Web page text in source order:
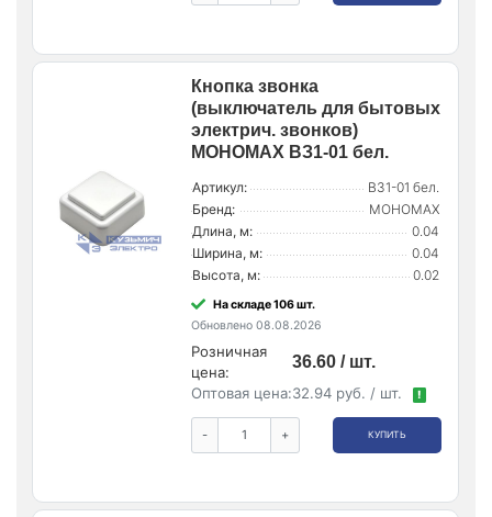
Кнопка звонка
(выключатель для бытовых
электрич. звонков)
МОНОМАХ ВЗ1-01 бел.
Артикул:
ВЗ1-01 бел.
Бренд:
МОНОМАХ
Длина, м:
0.04
Ширина, м:
0.04
Высота, м:
0.02
На складе 106 шт.
Обновлено 08.08.2026
Розничная
цена:
36.60 / шт.
Оптовая цена:32.94 руб. / шт. !
- + КУПИТЬ